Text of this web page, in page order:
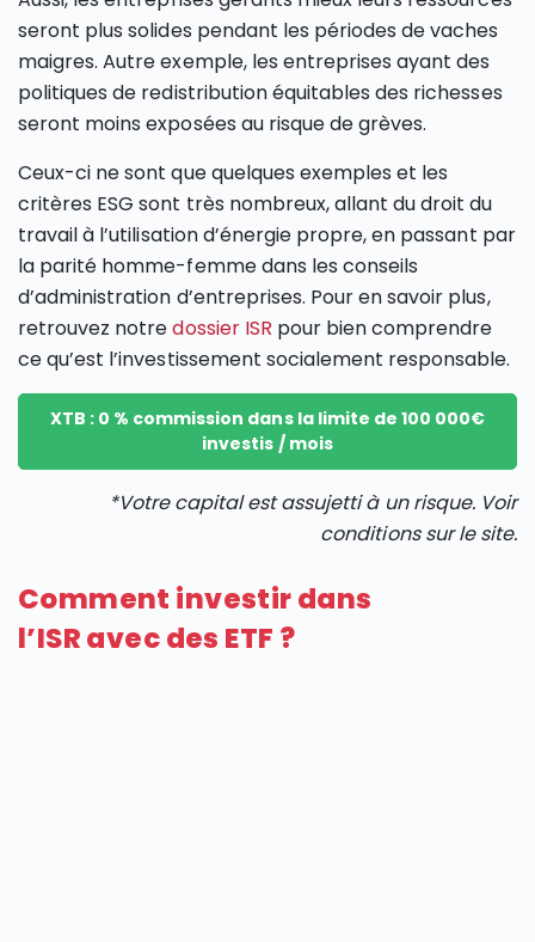
seront plus solides pendant les périodes de vaches
maigres. Autre exemple, les entreprises ayant des
politiques de redistribution équitables des richesses
seront moins exposées au risque de grèves.
Ceux-ci ne sont que quelques exemples et les
critères ESG sont très nombreux, allant du droit du
travail à l’utilisation d’énergie propre, en passant par
la parité homme-femme dans les conseils
d’administration d’entreprises. Pour en savoir plus,
retrouvez notredossier ISR pour bien comprendre
ce qu’est l’investissement socialement responsable.
XTB : 0 % commission dans la limite de 100 000€
investis / mois
*Votre capital est assujetti à un risque. Voir
conditions sur le site.
Comment investir dans
l’ISR avec des ETF ?